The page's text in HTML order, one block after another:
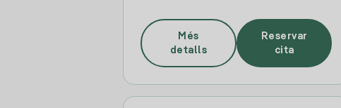
Més
detalls
Reservar
cita